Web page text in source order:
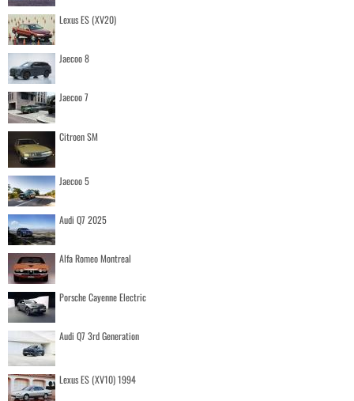
Lexus ES (XV20)
Jaecoo 8
Jaecoo 7
Citroen SM
Jaecoo 5
Audi Q7 2025
Alfa Romeo Montreal
Porsche Cayenne Electric
Audi Q7 3rd Generation
Lexus ES (XV10) 1994